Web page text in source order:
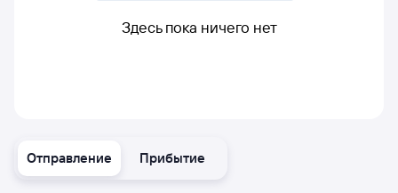
Отправление Прибытие
Здесь пока ничего нет